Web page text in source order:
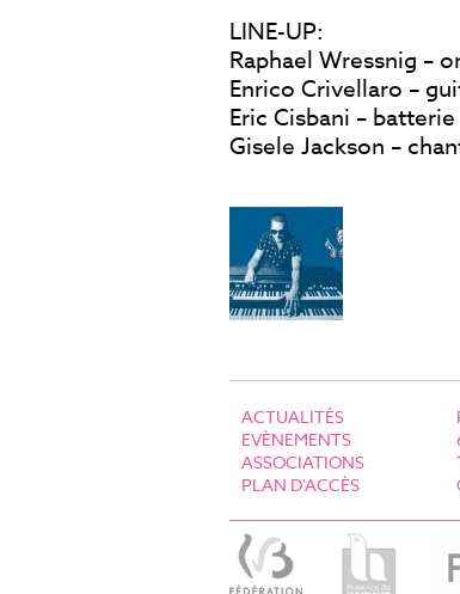
LINE-UP:
Raphael Wressnig –
Enrico Crivellaro –
Eric Cisbani – batterie
Gisele Jackson –
ACTUALITÉS
EVÈNEMENTS
ASSOCIATIONS
PLAN D'ACCÈS